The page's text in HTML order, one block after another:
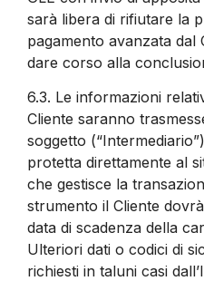
sarà libera di rifiutare la
pagamento avanzata dal
dare corso alla
6.3. Le informazioni
Cliente saranno
soggetto
protetta direttamente al
che gestisce la
strumento il Cliente
data di scadenza della
Ulteriori dati o codici di
richiesti in taluni casi